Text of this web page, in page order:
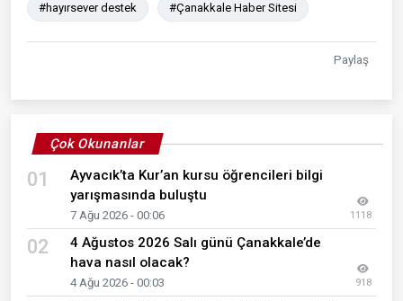
#hayırsever destek #Çanakkale Haber Sitesi
Paylaş
Çok Okunanlar
01
Ayvacık’ta Kur’an kursu öğrencileri bilgi
yarışmasında buluştu
7 Ağu 2026 - 00:06 1118
02
4 Ağustos 2026 Salı günü Çanakkale’de
hava nasıl olacak?
4 Ağu 2026 - 00:03 918